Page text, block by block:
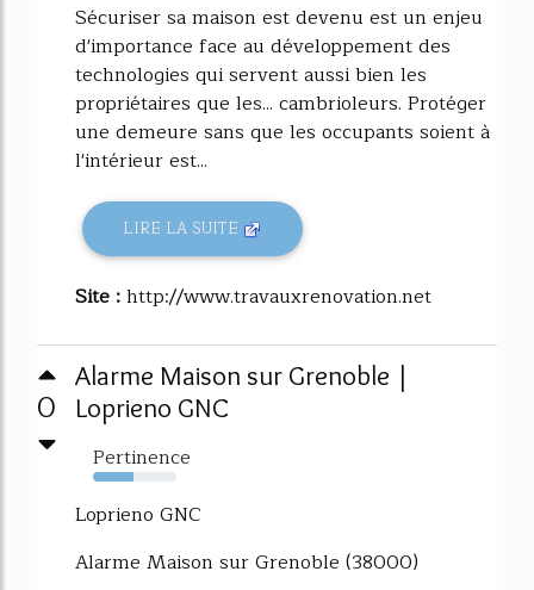
Sécuriser sa maison est devenu est un enjeu
d'importance face au développement des
technologies qui servent aussi bien les
propriétaires que les... cambrioleurs. Protéger
une demeure sans que les occupants soient à
l'intérieur est...
LIRE LA SUITE
Site :http://www.travauxrenovation.net
0
Alarme Maison sur Grenoble |
Loprieno GNC
Pertinence
49%
Loprieno GNC
Alarme Maison sur Grenoble (38000)